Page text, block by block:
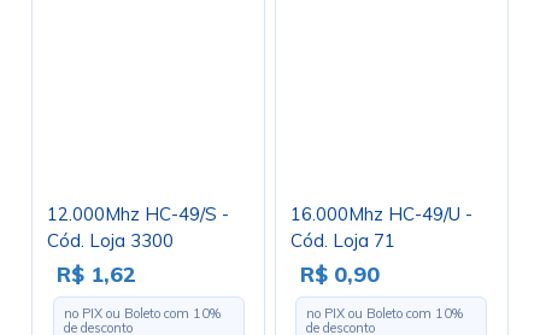
12.000Mhz HC-49/S -
Cód. Loja 3300
R$ 1,62
no PIX ou Boleto com 10%
de desconto
16.000Mhz HC-49/U -
Cód. Loja 71
R$ 0,90
no PIX ou Boleto com 10%
de desconto